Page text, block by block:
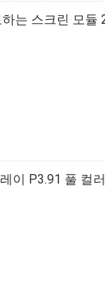
는 스크린 모
이 P3.91 풀 컬